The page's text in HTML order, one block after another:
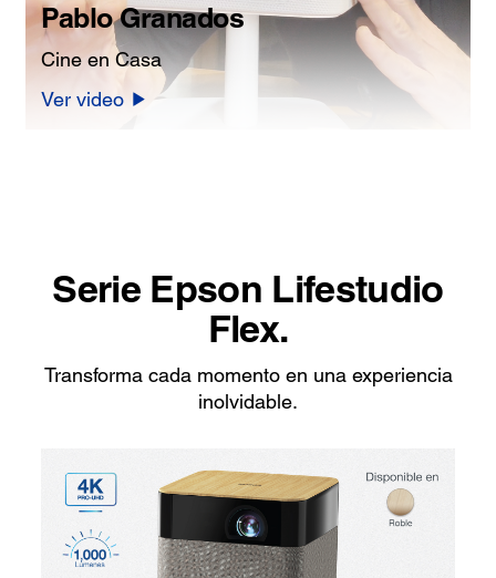
Pablo Granados
Cine en Casa
Ver video
Serie Epson Lifestudio
Flex.
Transforma cada momento en una experiencia
inolvidable.